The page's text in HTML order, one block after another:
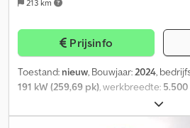
213 km
Prijsinfo
Toestand: nieuw, Bouwjaar:2024,
191 kW (259,69 pk), werkbreedte:
Fendt maaidorser Dsdpfx Abeyy D R Tj
adapter voor trekhaak (0030) Z084